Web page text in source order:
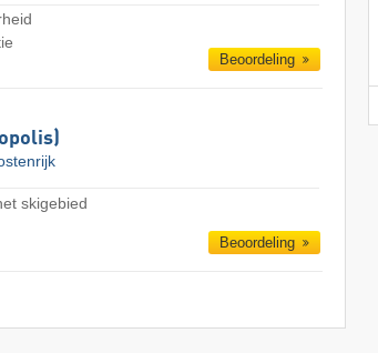
Beoordeling
skigebied
Beoordeling